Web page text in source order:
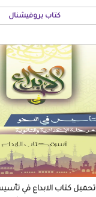
كتاب بروفيشنال
تحميل كتاب الابداع في